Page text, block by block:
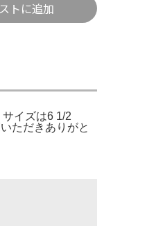
トに追加
イズは6 1/2
ただきありがと